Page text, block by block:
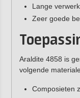
Lange
Zeer goede
Araldite 4858 is
volgende
Composieten